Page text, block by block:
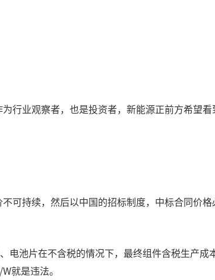
行业观察者，也是投资者，新能源正前方希望
可持续，然后以中国的招标制度，中标合同价
池片在不含税的情况下，最终组件含税生产
就是违法。